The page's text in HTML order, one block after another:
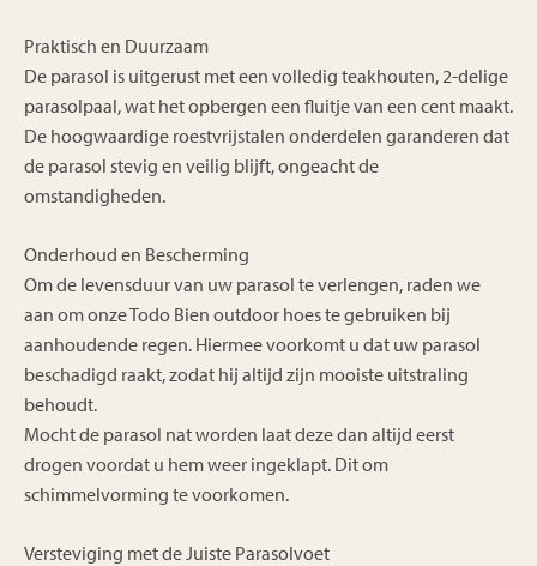
Praktisch en Duurzaam
De parasol is uitgerust met een volledig teakhouten, 2-delige
parasolpaal, wat het opbergen een fluitje van een cent maakt.
De hoogwaardige roestvrijstalen onderdelen garanderen dat
de parasol stevig en veilig blijft, ongeacht de
omstandigheden.
Onderhoud en Bescherming
Om de levensduur van uw parasol te verlengen, raden we
aan om onze Todo Bien outdoor hoes te gebruiken bij
aanhoudende regen. Hiermee voorkomt u dat uw parasol
beschadigd raakt, zodat hij altijd zijn mooiste uitstraling
behoudt.
Mocht de parasol nat worden laat deze dan altijd eerst
drogen voordat u hem weer ingeklapt. Dit om
schimmelvorming te voorkomen.
Versteviging met de Juiste Parasolvoet